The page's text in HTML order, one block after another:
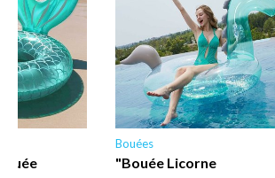
Bouées
"Bouée Licorne